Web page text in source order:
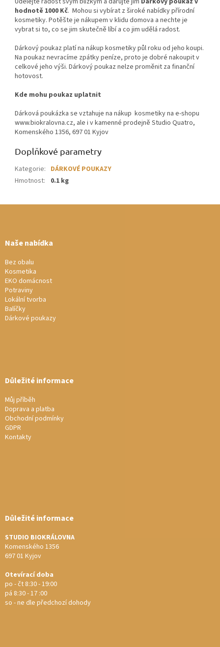
hodnotě 1000 Kč. Mohou si vybírat z široké nabídky přírodní
kosmetiky. Potěšte je nákupem v klidu domova a nechte je
vybrat si to, co se jim skutečně líbí a co jim udělá radost.
Dárkový poukaz platí na nákup kosmetiky půl roku od jeho koupi.
Na poukaz nevracíme zpátky peníze, proto je dobré nakoupit v
celkové jeho výši. Dárkový poukaz nelze proměnit za finanční
hotovost.
Kde mohu poukaz uplatnit
Dárková poukázka se vztahuje na nákup kosmetiky na e-shopu
www.biokralovna.cz, ale i v kamenné prodejně Studio Quatro,
Komenského 1356, 697 01 Kyjov
Doplňkové parametry
Kategorie: DÁRKOVÉ POUKAZY
Hmotnost: 0.1 kg
Naše nabídka
Bez obalu
Kosmetika
EKO domácnost
Potraviny
Lokální tvorba
Balíčky
Dárkové poukazy
Důležité informace
Můj příběh
Doprava a platba
Obchodní podmínky
GDPR
Kontakty
Důležité informace
STUDIO BIOKRÁLOVNA
Komenského 1356
697 01 Kyjov
Otevírací doba
po - čt 8:30 - 19:00
pá 8:30 - 17 :00
so - ne dle předchozí dohody